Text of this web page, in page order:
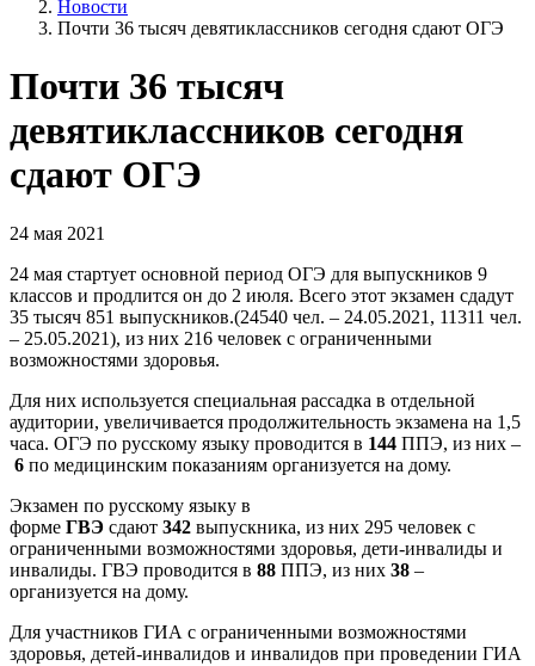
Новости
Почти 36 тысяч девятиклассников сегодня сдают ОГЭ
Почти 36 тысяч
девятиклассников сегодня
сдают ОГЭ
24 мая 2021
24 мая стартует основной период ОГЭ для выпускников 9
классов и продлится он до 2 июля. Всего этот экзамен сдадут
35 тысяч 851 выпускников.(24540 чел. – 24.05.2021, 11311 чел.
– 25.05.2021), из них 216 человек с ограниченными
возможностями здоровья.
Для них используется специальная рассадка в отдельной
аудитории, увеличивается продолжительность экзамена на 1,5
часа. ОГЭ по русскому языку проводится в 144 ППЭ, из них –
6 по медицинским показаниям организуется на дому.
Экзамен по русскому языку в
форме ГВЭ сдают 342 выпускника, из них 295 человек с
ограниченными возможностями здоровья, дети-инвалиды и
инвалиды. ГВЭ проводится в 88 ППЭ, из них 38 –
организуется на дому.
Для участников ГИА с ограниченными возможностями
здоровья, детей-инвалидов и инвалидов при проведении ГИА